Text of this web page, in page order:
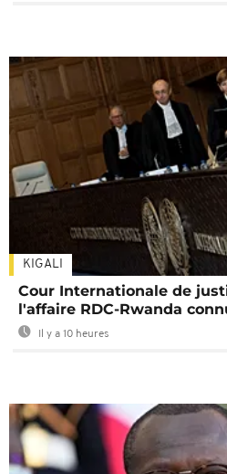
KIGALI
Cour Internationale de
l'affaire RDC-Rwanda
Il y a 10 heures